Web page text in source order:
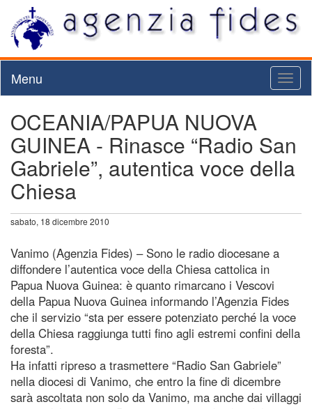
Menu
OCEANIA/PAPUA NUOVA
GUINEA - Rinasce “Radio San
Gabriele”, autentica voce della
Chiesa
sabato, 18 dicembre 2010
Vanimo (Agenzia Fides) – Sono le radio diocesane a
diffondere l’autentica voce della Chiesa cattolica in
Papua Nuova Guinea: è quanto rimarcano i Vescovi
della Papua Nuova Guinea informando l’Agenzia Fides
che il servizio “sta per essere potenziato perché la voce
della Chiesa raggiunga tutti fino agli estremi confini della
foresta”.
Ha infatti ripreso a trasmettere “Radio San Gabriele”
nella diocesi di Vanimo, che entro la fine di dicembre
sarà ascoltata non solo da Vanimo, ma anche dai villaggi